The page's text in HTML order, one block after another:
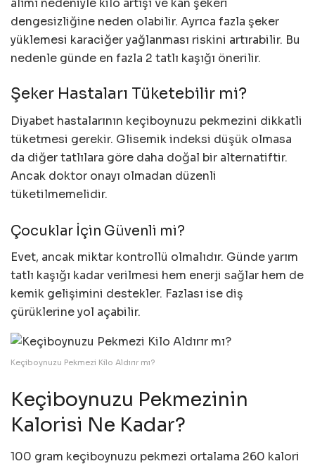
alımı nedeniyle kilo artışı ve kan şekeri
dengesizliğine neden olabilir. Ayrıca fazla şeker
yüklemesi karaciğer yağlanması riskini artırabilir. Bu
nedenle günde en fazla 2 tatlı kaşığı önerilir.
Şeker Hastaları Tüketebilir mi?
Diyabet hastalarının keçiboynuzu pekmezini dikkatli
tüketmesi gerekir. Glisemik indeksi düşük olmasa
da diğer tatlılara göre daha doğal bir alternatiftir.
Ancak doktor onayı olmadan düzenli
tüketilmemelidir.
Çocuklar İçin Güvenli mi?
Evet, ancak miktar kontrollü olmalıdır. Günde yarım
tatlı kaşığı kadar verilmesi hem enerji sağlar hem de
kemik gelişimini destekler. Fazlası ise diş
çürüklerine yol açabilir.
Keçiboynuzu Pekmezi Kilo Aldırır mı?
Keçiboynuzu Pekmezinin
Kalorisi Ne Kadar?
100 gram keçiboynuzu pekmezi ortalama 260 kalori